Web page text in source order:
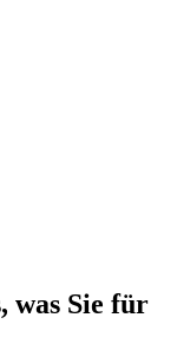
was Sie für